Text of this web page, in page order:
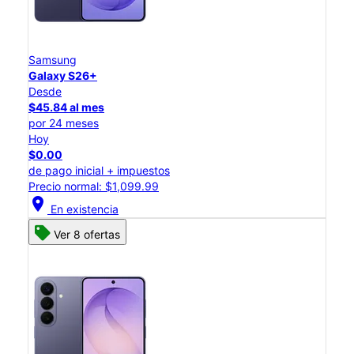
Samsung
Galaxy S26+
Desde
$45.84 al mes
por 24 meses
Hoy
$0.00
de pago inicial + impuestos
Precio normal: $1,099.99
location_on En existencia
Ver 8 ofertas